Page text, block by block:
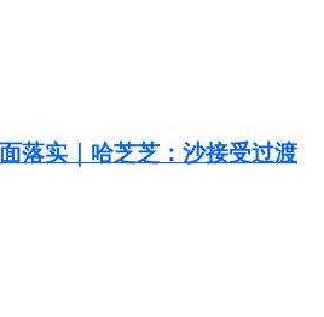
落实｜哈芝芝：沙接受过渡